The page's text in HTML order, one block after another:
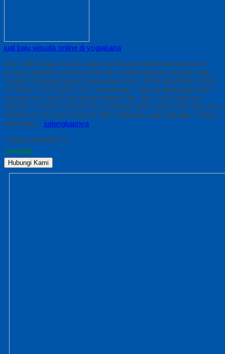
jual baju wisuda online di yogjakarta
toko online baju wisuda anak murah area bantul,sleman,kulon
progo,yogjakarta,gunung kidul info terkait tatacara wisuda anak
Contoh Susunan Acara Perpisahan BAJU WISUDA ANAK PAUD
FORMAL (TK/RA/BA/TA) Keterangan : teks ini dibacakan oleh
siswa/siswi PAUD Assalamu’alaikum Wr. Wb. PELEPASAN
SISWA – SISWI TAHUN PELAJARAN 2015-2016 HARI SELASA
TANGGAL 18 JUNI TAHUN 2015 Sebelum acara dimulai, mohon
memakai… selengkapnya
*Harga Hubungi CS
Tersedia
Hubungi Kami